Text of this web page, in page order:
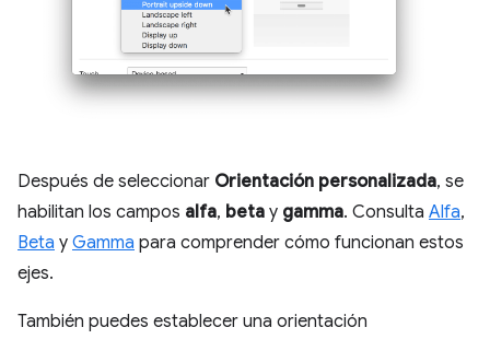
Después de seleccionar Orientación personalizada, se
habilitan los campos alfa, beta y gamma. Consulta Alfa,
Beta y Gamma para comprender cómo funcionan estos
ejes.
También puedes establecer una orientación